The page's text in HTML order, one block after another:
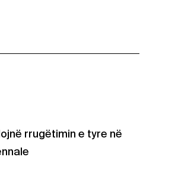
rrugëtimin e tyre në